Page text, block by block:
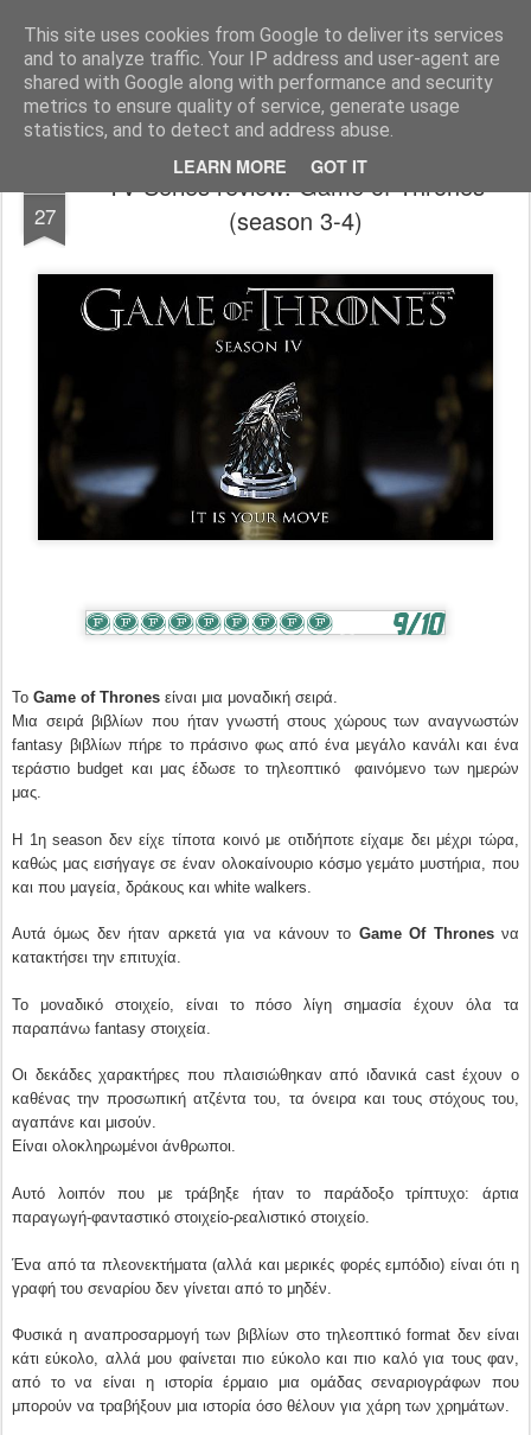
This site uses cookies from Google to deliver its services
and to analyze traffic. Your IP address and user-agent are
shared with Google along with performance and security
metrics to ensure quality of service, generate usage
statistics, and to detect and address abuse.
LEARN MORE GOT IT
FilmBoy
27
TV Series review: Game of Thrones
(season 3-4)
To Game of Thrones είναι μια μοναδική σειρά.
Μια σειρά βιβλίων που ήταν γνωστή στους χώρους των αναγνωστών
fantasy βιβλίων πήρε το πράσινο φως από ένα μεγάλο κανάλι και ένα
τεράστιο budget και μας έδωσε το τηλεοπτικό φαινόμενο των ημερών
μας.
Η 1η season δεν είχε τίποτα κοινό με οτιδήποτε είχαμε δει μέχρι τώρα,
καθώς μας εισήγαγε σε έναν ολοκαίνουριο κόσμο γεμάτο μυστήρια, που
και που μαγεία, δράκους και white walkers.
Αυτά όμως δεν ήταν αρκετά για να κάνουν το Game Of Thronesνα
κατακτήσει την επιτυχία.
Το μοναδικό στοιχείο, είναι το πόσο λίγη σημασία έχουν όλα τα
παραπάνω fantasy στοιχεία.
Οι δεκάδες χαρακτήρες που πλαισιώθηκαν από ιδανικά cast έχουν ο
καθένας την προσωπική ατζέντα του, τα όνειρα και τους στόχους του,
αγαπάνε και μισούν.
Είναι ολοκληρωμένοι άνθρωποι.
Αυτό λοιπόν που με τράβηξε ήταν το παράδοξο τρίπτυχο: άρτια
παραγωγή-φανταστικό στοιχείο-ρεαλιστικό στοιχείο.
Ένα από τα πλεονεκτήματα (αλλά και μερικές φορές εμπόδιο) είναι ότι η
γραφή του σεναρίου δεν γίνεται από το μηδέν.
Φυσικά η αναπροσαρμογή των βιβλίων στο τηλεοπτικό format δεν είναι
κάτι εύκολο, αλλά μου φαίνεται πιο εύκολο και πιο καλό για τους φαν,
από το να είναι η ιστορία έρμαιο μια ομάδας σεναριογράφων που
μπορούν να τραβήξουν μια ιστορία όσο θέλουν για χάρη των χρημάτων.